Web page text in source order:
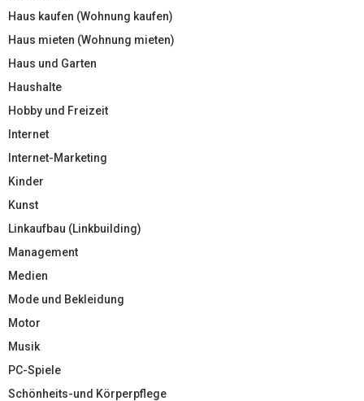
Haus kaufen (Wohnung kaufen)
Haus mieten (Wohnung mieten)
Haus und Garten
Haushalte
Hobby und Freizeit
Internet
Internet-Marketing
Kinder
Kunst
Linkaufbau (Linkbuilding)
Management
Medien
Mode und Bekleidung
Motor
Musik
PC-Spiele
Schönheits-und Körperpflege